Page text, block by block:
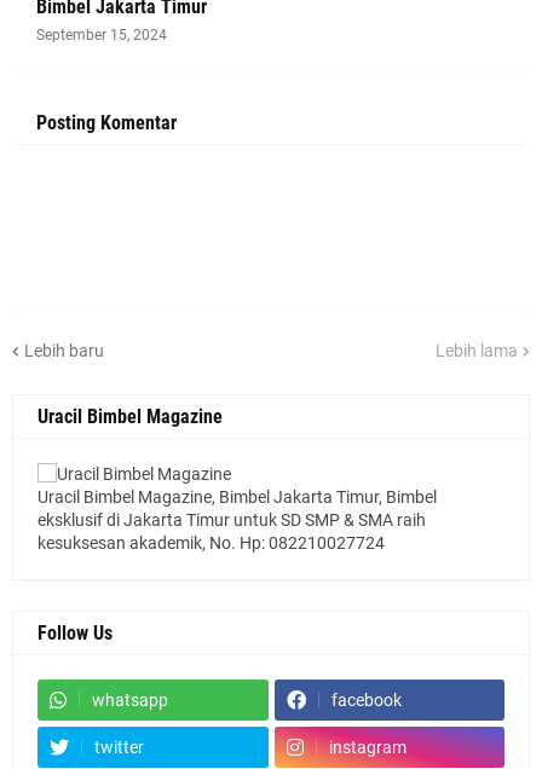
Bimbel Jakarta Timur
September 15, 2024
Posting Komentar
Lebih baru Lebih lama
Uracil Bimbel Magazine
Uracil Bimbel Magazine, Bimbel Jakarta Timur, Bimbel
eksklusif di Jakarta Timur untuk SD SMP & SMA raih
kesuksesan akademik, No. Hp: 082210027724
Follow Us
whatsapp facebook
twitter instagram